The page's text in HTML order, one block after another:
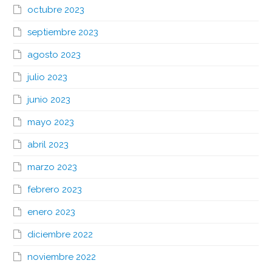
octubre 2023
septiembre 2023
agosto 2023
julio 2023
junio 2023
mayo 2023
abril 2023
marzo 2023
febrero 2023
enero 2023
diciembre 2022
noviembre 2022